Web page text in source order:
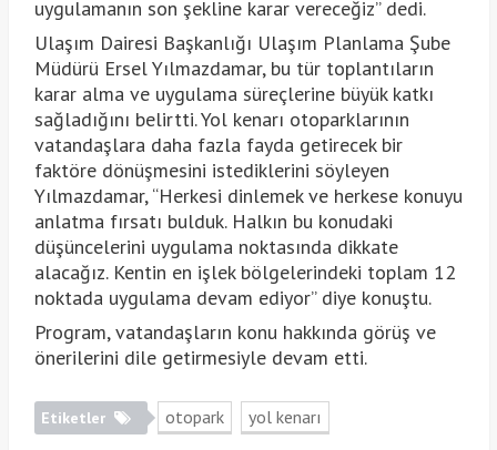
uygulamanın son şekline karar vereceğiz” dedi.
Ulaşım Dairesi Başkanlığı Ulaşım Planlama Şube
Müdürü Ersel Yılmazdamar, bu tür toplantıların
karar alma ve uygulama süreçlerine büyük katkı
sağladığını belirtti. Yol kenarı otoparklarının
vatandaşlara daha fazla fayda getirecek bir
faktöre dönüşmesini istediklerini söyleyen
Yılmazdamar, “Herkesi dinlemek ve herkese konuyu
anlatma fırsatı bulduk. Halkın bu konudaki
düşüncelerini uygulama noktasında dikkate
alacağız. Kentin en işlek bölgelerindeki toplam 12
noktada uygulama devam ediyor” diye konuştu.
Program, vatandaşların konu hakkında görüş ve
önerilerini dile getirmesiyle devam etti.
Etiketler otopark yol kenarı